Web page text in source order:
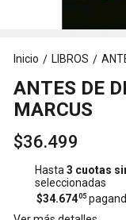
Inicio / LIBROS /
ANTES DE
MARCUS
$36.499
Hasta3 cuotas
seleccionadas
$34.67405